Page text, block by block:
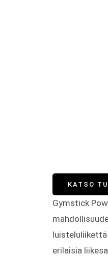
KATSO
Gymstick
luisteluliikettä
erilaisia